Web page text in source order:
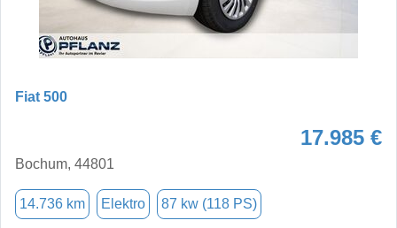
Fiat 500
17.985 €
Bochum, 44801
14.736 km Elektro 87 kw (118 PS)